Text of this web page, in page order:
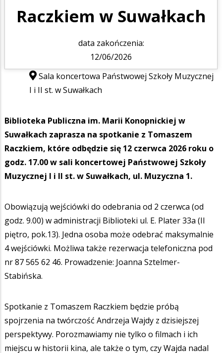
Raczkiem w Suwałkach
data zakończenia:
12/06/2026
Sala koncertowa Państwowej Szkoły Muzycznej
I i II st. w Suwałkach
Biblioteka Publiczna im. Marii Konopnickiej w
Suwałkach zaprasza na spotkanie z Tomaszem
Raczkiem, które odbędzie się 12 czerwca 2026 roku o
godz. 17.00 w sali koncertowej Państwowej Szkoły
Muzycznej I i II st. w Suwałkach, ul. Muzyczna 1.
Obowiązują wejściówki do odebrania od 2 czerwca (od
godz. 9.00) w administracji Biblioteki ul. E. Plater 33a (II
piętro, pok.13). Jedna osoba może odebrać maksymalnie
4 wejściówki. Możliwa także rezerwacja telefoniczna pod
nr 87 565 62 46. Prowadzenie: Joanna Sztelmer-
Stabińska.
Spotkanie z Tomaszem Raczkiem będzie próbą
spojrzenia na twórczość Andrzeja Wajdy z dzisiejszej
perspektywy. Porozmawiamy nie tylko o filmach i ich
miejscu w historii kina, ale także o tym, czy Wajda nadal